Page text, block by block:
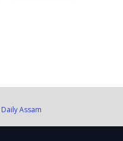
Daily Assam